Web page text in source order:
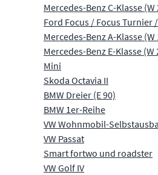
Mercedes-Benz C-Klasse (W
Ford Focus / Focus Turnier
Mercedes-Benz A-Klasse (W
Mercedes-Benz E-Klasse (W
Mini
Skoda Octavia II
BMW Dreier (E 90)
BMW 1er-Reihe
VW Wohnmobil-
VW Passat
Smart fortwo und roadster
VW Golf IV